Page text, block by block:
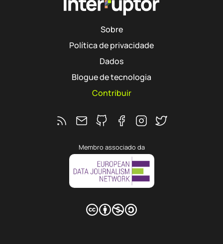
Sobre
Política de privacidade
Dados
Blogue de tecnologia
Contribuir
Membro associado da
CC BY-NC-SA